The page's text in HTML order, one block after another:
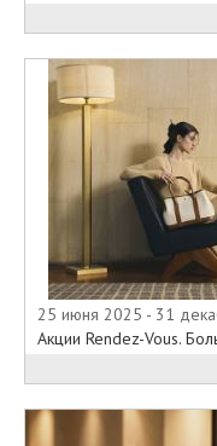
25 июня 2025 - 31
Акции Rendez-Vous.